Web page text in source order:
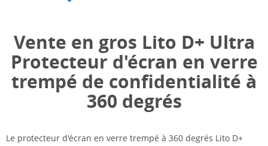
Vente en gros Lito D+ Ultra
Protecteur d'écran en verre
trempé de confidentialité à
360 degrés
Le protecteur d'écran en verre trempé à 360 degrés Lito D+